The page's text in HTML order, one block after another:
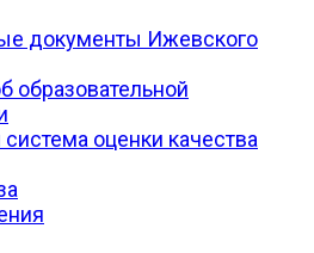
документы Ижевского
образовательной
оценки качества